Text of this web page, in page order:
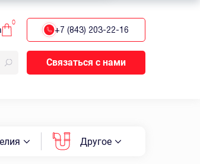
0
+7 (843) 203-22-16
Связаться с нами
Другое